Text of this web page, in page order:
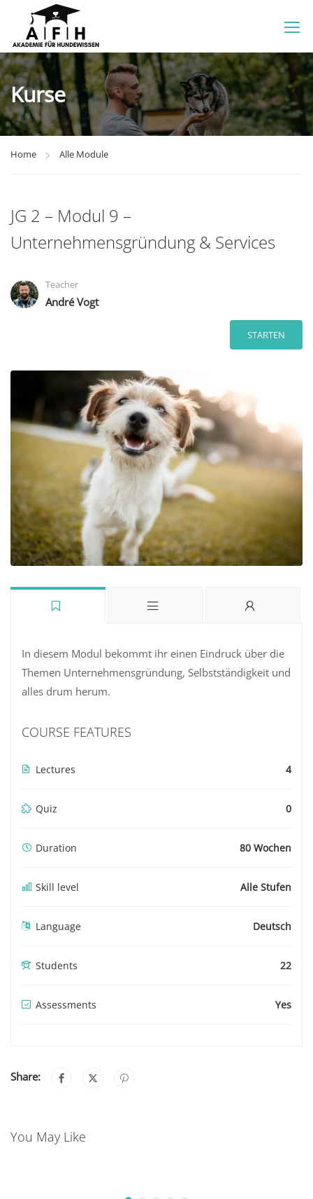
Kurse
Home Alle Module
JG 2 – Modul 9 –
Unternehmensgründung & Services
Teacher
André Vogt
STARTEN
In diesem Modul bekommt ihr einen Eindruck über die
Themen Unternehmensgründung, Selbstständigkeit und
alles drum herum.
COURSE FEATURES
Lectures 4
Quiz 0
Duration 80 Wochen
Skill level Alle Stufen
Language Deutsch
Students 22
Assessments Yes
Share:
You May Like